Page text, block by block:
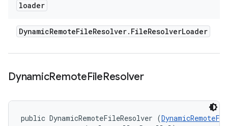
loader
DynamicRemoteFileResolver. FileResolverLoader
DynamicRemoteFileResolver
public DynamicRemoteFileResolver (